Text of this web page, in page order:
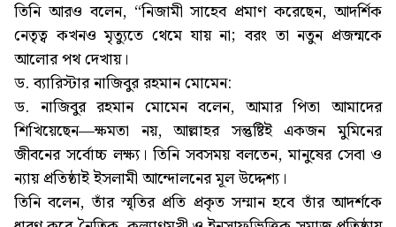
তিনি আরও বলেন, “নিজামী সাহেব প্রমাণ করেছেন, আদর্শিক
নেতৃত্ব কখনও মৃত্যুতে থেমে যায় না; বরং তা নতুন প্রজন্মকে
আলোর পথ দেখায়।
ড. ব্যারিস্টার নাজিবুর রহমান মোমেন:
ড. নাজিবুর রহমান মোমেন বলেন, আমার পিতা আমাদের
শিখিয়েছেন—ক্ষমতা নয়, আল্লাহর সন্তুষ্টিই একজন মুমিনের
জীবনের সর্বোচ্চ লক্ষ্য। তিনি সবসময় বলতেন, মানুষের সেবা ও
ন্যায় প্রতিষ্ঠাই ইসলামী আন্দোলনের মূল উদ্দেশ্য।
তিনি বলেন, তাঁর স্মৃতির প্রতি প্রকৃত সম্মান হবে তাঁর আদর্শকে